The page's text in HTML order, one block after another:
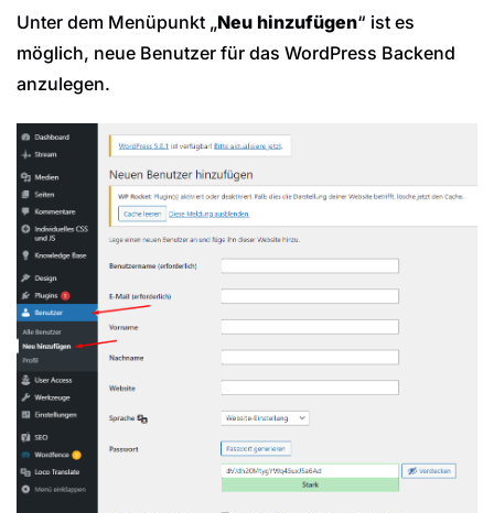
Unter dem Menüpunkt „Neu hinzufügen“ ist es
möglich, neue Benutzer für das WordPress Backend
anzulegen.